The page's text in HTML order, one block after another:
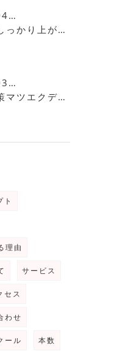
まつ毛がしっかり上がるまつ毛パーマ
花粉症対策マツエクデザイン
ト
理由
サービス
セス
わせ
ール 本数